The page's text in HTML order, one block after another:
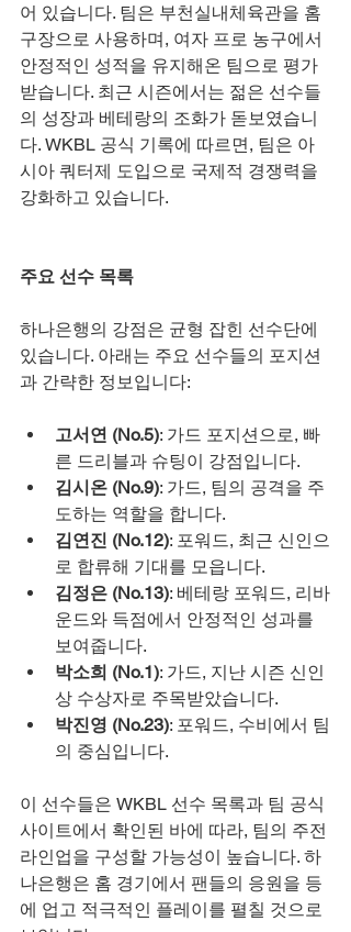
어 있습니다. 팀은 부천실내체육관을 홈
구장으로 사용하며, 여자 프로 농구에서
안정적인 성적을 유지해온 팀으로 평가
받습니다. 최근 시즌에서는 젊은 선수들
의 성장과 베테랑의 조화가 돋보였습니
다. WKBL 공식 기록에 따르면, 팀은 아
시아 쿼터제 도입으로 국제적 경쟁력을
강화하고 있습니다.
주요 선수 목록
하나은행의 강점은 균형 잡힌 선수단에
있습니다. 아래는 주요 선수들의 포지션
과 간략한 정보입니다:
고서연 (No.5): 가드 포지션으로, 빠
른 드리블과 슈팅이 강점입니다.
김시온 (No.9): 가드, 팀의 공격을 주
도하는 역할을 합니다.
김연진 (No.12): 포워드, 최근 신인으
로 합류해 기대를 모읍니다.
김정은 (No.13): 베테랑 포워드, 리바
운드와 득점에서 안정적인 성과를
보여줍니다.
박소희 (No.1): 가드, 지난 시즌 신인
상 수상자로 주목받았습니다.
박진영 (No.23): 포워드, 수비에서 팀
의 중심입니다.
이 선수들은 WKBL 선수 목록과 팀 공식
사이트에서 확인된 바에 따라, 팀의 주전
라인업을 구성할 가능성이 높습니다. 하
나은행은 홈 경기에서 팬들의 응원을 등
에 업고 적극적인 플레이를 펼칠 것으로